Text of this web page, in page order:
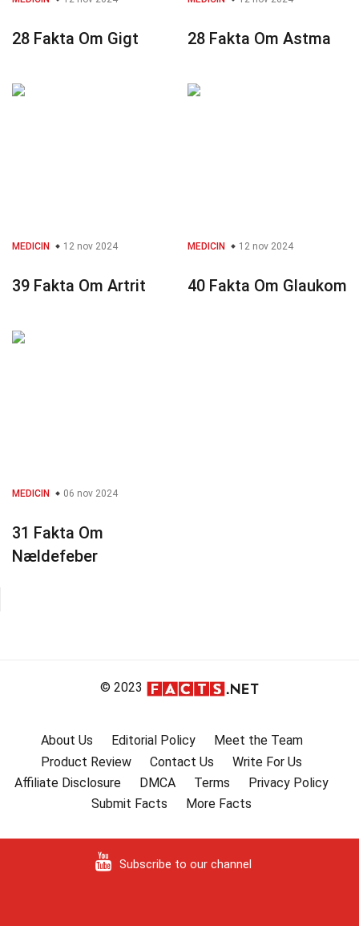
28 Fakta Om Gigt 28 Fakta Om Astma
MEDICIN 12 nov 2024
39 Fakta Om Artrit
MEDICIN 12 nov 2024
40 Fakta Om Glaukom
MEDICIN 06 nov 2024
31 Fakta Om
Nældefeber
© 2023
About Us Editorial Policy
Meet the Team
Product Review
Contact Us
Write For Us
Affiliate Disclosure
DMCA Terms
Privacy Policy
Submit Facts
More Facts
Subscribe to our channel